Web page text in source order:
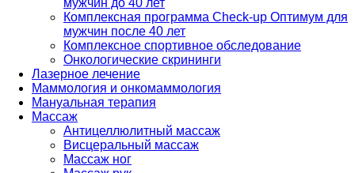
мужчин до 40 лет
Комплексная программа Check-up Оптимум для
мужчин после 40 лет
Комплексное спортивное обследование
Онкологические скрининги
Лазерное лечение
Маммология и онкомаммология
Мануальная терапия
Массаж
Антицеллюлитный массаж
Висцеральный массаж
Массаж ног